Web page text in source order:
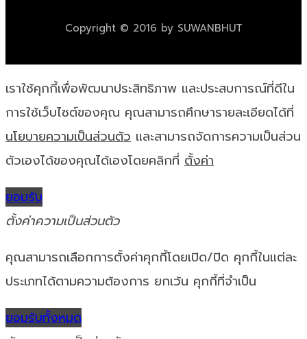
Copyright © 2016 by SUWANBHUT
เราใช้คุกกี้เพื่อพัฒนาประสิทธิภาพ และประสบการณ์ที่ดีใน
การใช้เว็บไซต์ของคุณ คุณสามารถศึกษารายละเอียดได้ที่
นโยบายความเป็นส่วนตัว และสามารถจัดการความเป็นส่วน
ตัวเองได้ของคุณได้เองโดยคลิกที่ ตั้งค่า
ยอมรับ
ตั้งค่าความเป็นส่วนตัว
คุณสามารถเลือกการตั้งค่าคุกกี้โดยเปิด/ปิด คุกกี้ในแต่ละ
ประเภทได้ตามความต้องการ ยกเว้น คุกกี้ที่จำเป็น
ยอมรับทั้งหมด